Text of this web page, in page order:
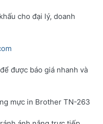
cho đại lý, doanh
được báo giá nhanh và
mực in Brother TN-263